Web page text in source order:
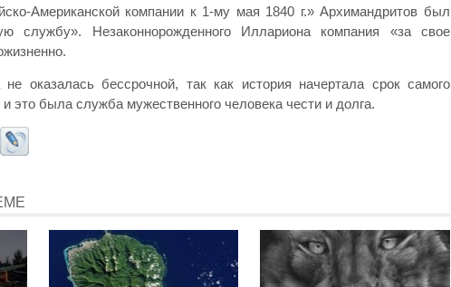
Американской компании к 1-му мая 1840 г.» Архимандритов был
службу». Незаконнорожденного Иллариона компания «за свое
оказалась бессрочной, так как история начертала срок самого
это была служба мужественного человека чести и долга.